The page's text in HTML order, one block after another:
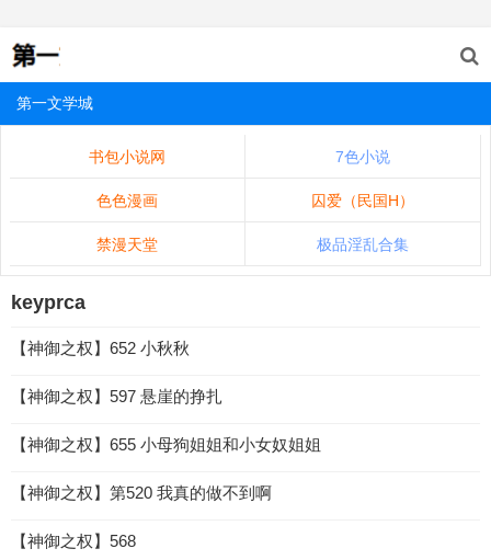
第一文学城
书包小说网 7色小说
色色漫画 囚爱（民国H）
禁漫天堂 极品淫乱合集
keyprca
【神御之权】652 小秋秋
【神御之权】597 悬崖的挣扎
【神御之权】655 小母狗姐姐和小女奴姐姐
【神御之权】第520 我真的做不到啊
【神御之权】568